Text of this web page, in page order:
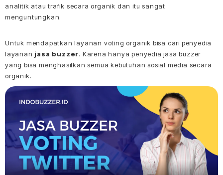
analitik atau trafik secara organik dan itu sangat
menguntungkan.
Untuk mendapatkan layanan voting organik bisa cari penyedia
layanan jasa buzzer. Karena hanya penyedia jasa buzzer
yang bisa menghasilkan semua kebutuhan sosial media secara
organik.